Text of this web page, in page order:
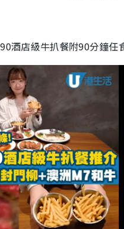
酒店級牛扒餐附90分鐘